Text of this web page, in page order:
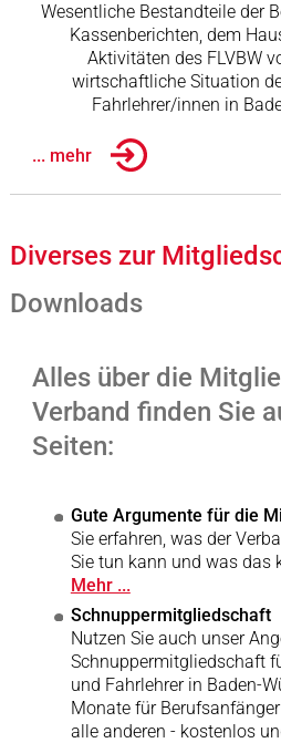
Wesentliche Bestandteile der
Kassenberichten, dem
Aktivitäten des FLVBW
wirtschaftliche Situation
Fahrlehrer/innen in
... mehr
Diverses zur
Downloads
Alles über die
Verband finden Sie
Seiten:
Gute Argumente für die
Sie erfahren, was der
Sie tun kann und was das
Mehr ...
Schnuppermitgliedschaft
Nutzen Sie auch unser
Schnuppermitgliedschaft
und Fahrlehrer in Baden-
Monate für
alle anderen - kostenlos